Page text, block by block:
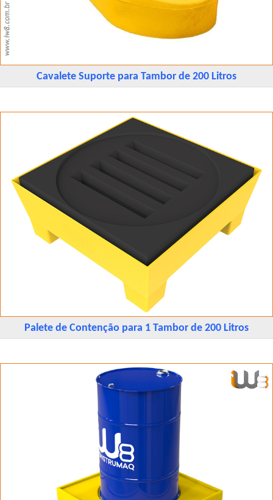
Cavalete Suporte para Tambor de 200 Litros
Palete de Contenção para 1 Tambor de 200 Litros